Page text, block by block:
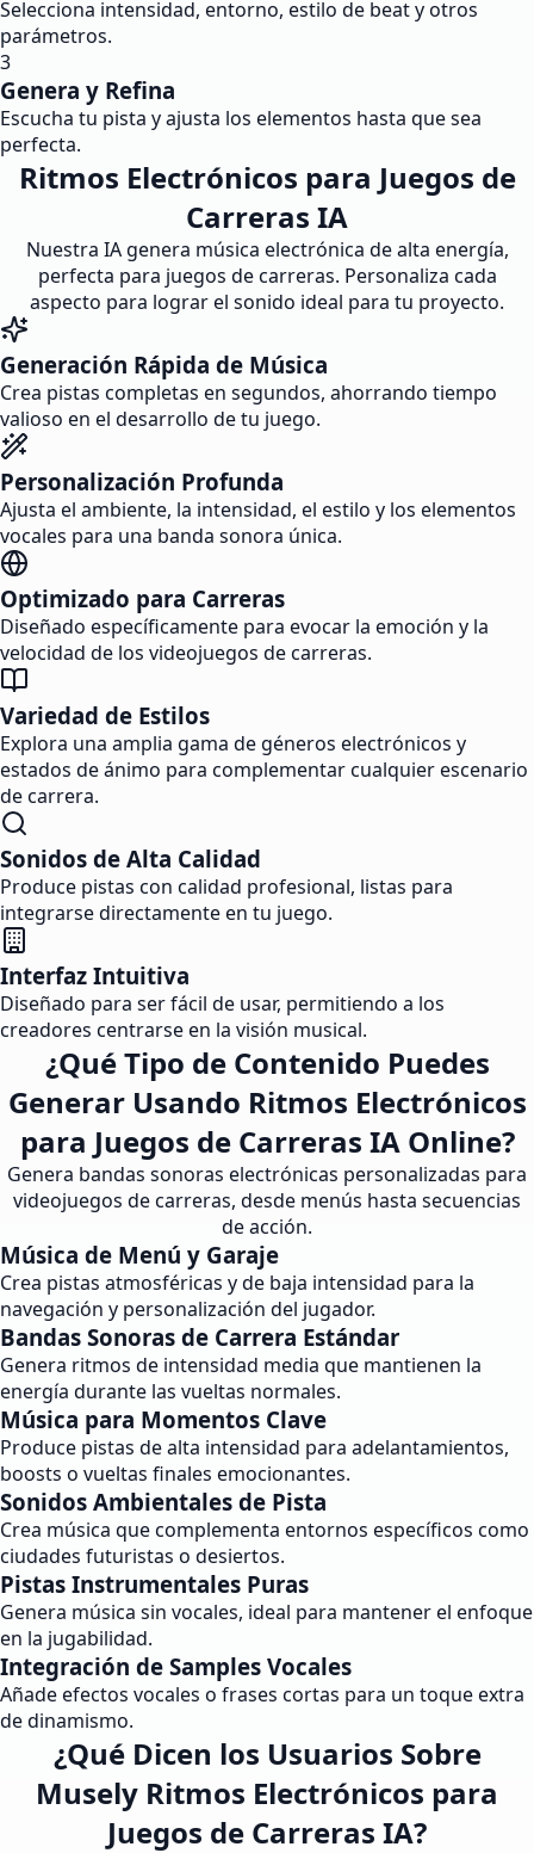
Selecciona intensidad, entorno, estilo de beat y otros
parámetros.
3
Genera y Refina
Escucha tu pista y ajusta los elementos hasta que sea
perfecta.
Ritmos Electrónicos para Juegos de
Carreras IA
Nuestra IA genera música electrónica de alta energía,
perfecta para juegos de carreras. Personaliza cada
aspecto para lograr el sonido ideal para tu proyecto.
Generación Rápida de Música
Crea pistas completas en segundos, ahorrando tiempo
valioso en el desarrollo de tu juego.
Personalización Profunda
Ajusta el ambiente, la intensidad, el estilo y los elementos
vocales para una banda sonora única.
Optimizado para Carreras
Diseñado específicamente para evocar la emoción y la
velocidad de los videojuegos de carreras.
Variedad de Estilos
Explora una amplia gama de géneros electrónicos y
estados de ánimo para complementar cualquier escenario
de carrera.
Sonidos de Alta Calidad
Produce pistas con calidad profesional, listas para
integrarse directamente en tu juego.
Interfaz Intuitiva
Diseñado para ser fácil de usar, permitiendo a los
creadores centrarse en la visión musical.
¿Qué Tipo de Contenido Puedes
Generar Usando Ritmos Electrónicos
para Juegos de Carreras IA Online?
Genera bandas sonoras electrónicas personalizadas para
videojuegos de carreras, desde menús hasta secuencias
de acción.
Música de Menú y Garaje
Crea pistas atmosféricas y de baja intensidad para la
navegación y personalización del jugador.
Bandas Sonoras de Carrera Estándar
Genera ritmos de intensidad media que mantienen la
energía durante las vueltas normales.
Música para Momentos Clave
Produce pistas de alta intensidad para adelantamientos,
boosts o vueltas finales emocionantes.
Sonidos Ambientales de Pista
Crea música que complementa entornos específicos como
ciudades futuristas o desiertos.
Pistas Instrumentales Puras
Genera música sin vocales, ideal para mantener el enfoque
en la jugabilidad.
Integración de Samples Vocales
Añade efectos vocales o frases cortas para un toque extra
de dinamismo.
¿Qué Dicen los Usuarios Sobre
Musely Ritmos Electrónicos para
Juegos de Carreras IA?